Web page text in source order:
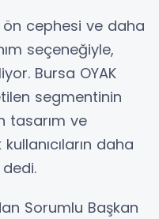
ön cephesi ve daha
seçeneğiyle,
Bursa OYAK
segmentinin
tasarım ve
daha
Sorumlu Başkan